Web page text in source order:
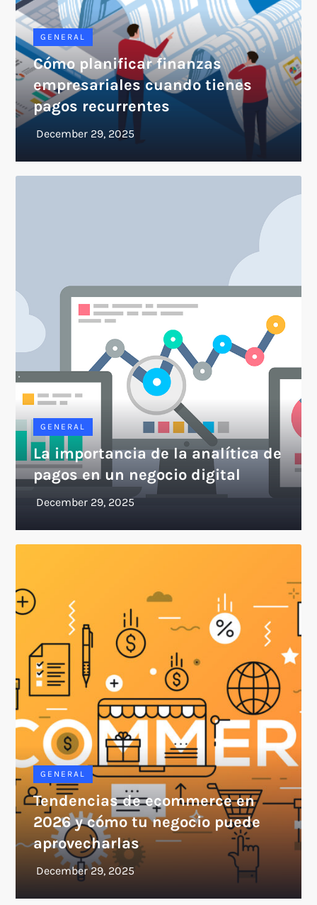
GENERAL
Cómo planificar finanzas
empresariales cuando tienes
pagos recurrentes
GENERAL
La importancia de la analítica de
pagos en un negocio digital
GENERAL
Tendencias de ecommerce en
2026 y cómo tu negocio puede
aprovecharlas